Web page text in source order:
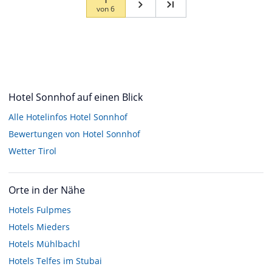
von6
Hotel Sonnhof auf einen Blick
Alle Hotelinfos Hotel Sonnhof
Bewertungen von Hotel Sonnhof
Wetter Tirol
Orte in der Nähe
Hotels Fulpmes
Hotels Mieders
Hotels Mühlbachl
Hotels Telfes im Stubai